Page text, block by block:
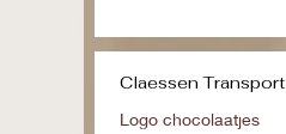
Claessen Transport
Logo chocolaatjes